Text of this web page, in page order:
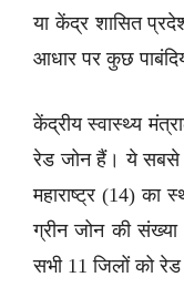
या केंद्र शासित
आधार पर कुछ
केंद्रीय स्वास्थ्य
रेड जोन हैं। ये सबसे
महाराष्ट्र (14)
ग्रीन जोन की संख्या
सभी 11 जिलों को